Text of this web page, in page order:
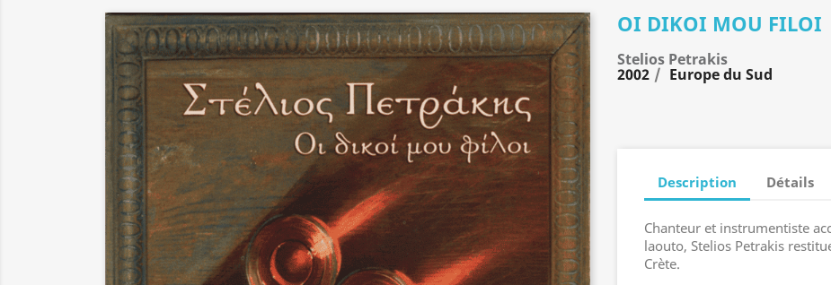
OI DIKOI MOU FILOI
Stelios Petrakis
2002 Europe du Sud
Description Détails
Chanteur et instrumentiste
laouto, Stelios Petrakis
Crète.